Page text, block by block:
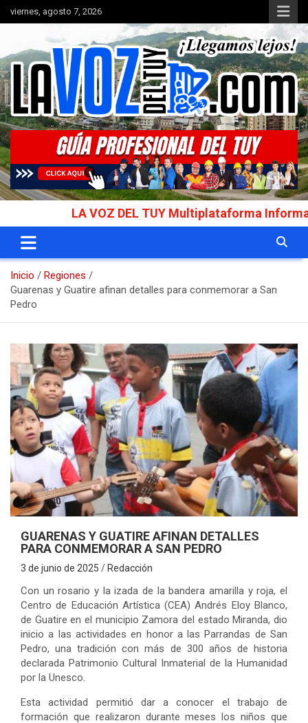
Saltar
al
viernes, agosto 7, 2026
La Voz del Tuy
Portal de noticias
LA VOZ DEL TUY Multiplataforma Informativa
Inicio
Regiones
Guarenas y Guatire afinan detalles para conmemorar a San
Pedro
GUARENAS Y GUATIRE AFINAN DETALLES
PARA CONMEMORAR A SAN PEDRO
3 de junio de 2025 Redacción
Con un rosario y la izada de la bandera amarilla y roja, el
Centro de Educación Artística (CEA) Andrés Eloy Blanco,
de Guatire en el municipio Zamora del estado Miranda, dio
inicio a las actividades en honor a las Parrandas de San
Pedro, una tradición con más de 300 años de historia
declarada Patrimonio Cultural Inmaterial de la Humanidad
por la Unesco.
Esta actividad permitió dar a conocer el trabajo de
formación que realizaron durante meses los niños que